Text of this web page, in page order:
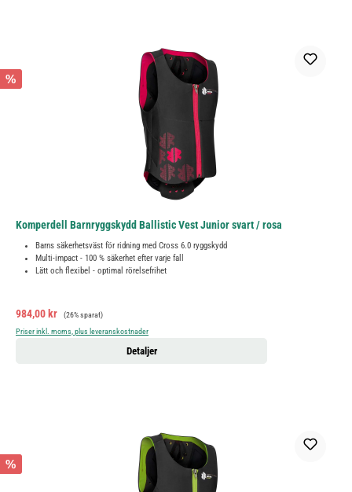
%
Komperdell Barnryggskydd Ballistic Vest Junior svart / rosa
Barns säkerhetsväst för ridning med Cross 6.0 ryggskydd
Multi-impact - 100 % säkerhet efter varje fall
Lätt och flexibel - optimal rörelsefrihet
Försäljningspris:
984,00 kr Ordinarie pris:
(26% sparat)
Priser inkl. moms, plus leveranskostnader
Detaljer
%